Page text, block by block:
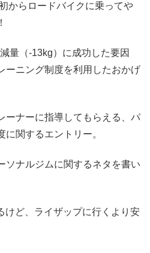
からロードバイクに乗ってや
量（-13kg）に成功した要因
ーニング制度を利用したおかげ
ーナーに指導してもらえる、パ
関するエントリー。
ソナルジムに関するネタを書い
けど、ライザップに行くより安